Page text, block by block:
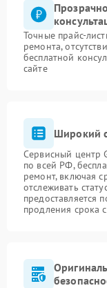
Точные прайс-
ремонта,
бесплатной
сайте
Широкий
Сервисный центр
по всей РФ,
ремонт, включая
отслеживать
предоставляется
продления срока